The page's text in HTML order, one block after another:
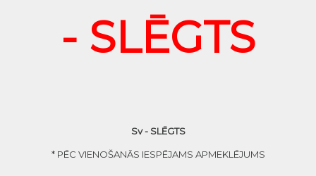
- SLĒGTS
Sv - SLĒGTS
* PĒC VIENOŠANĀS IESPĒJAMS APMEKLĒJUMS